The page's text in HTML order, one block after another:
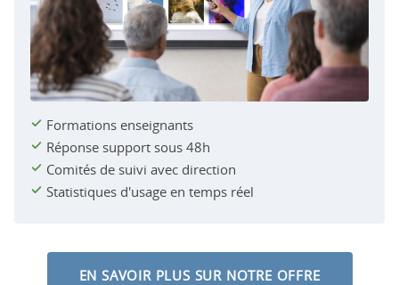
Formations enseignants
Réponse support sous 48h
Comités de suivi avec direction
Statistiques d'usage en temps réel
EN SAVOIR PLUS SUR NOTRE OFFRE